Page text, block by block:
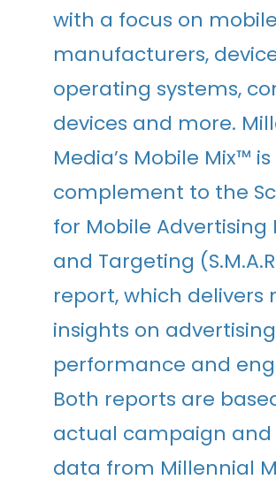
with a focus on mobile
manufacturers,
operating systems,
devices and more.
Media’s Mobile Mix™ is
complement to the
for Mobile Advertising
and Targeting
report, which delivers
insights on advertising
performance and
Both reports are
actual campaign
data from Millennial